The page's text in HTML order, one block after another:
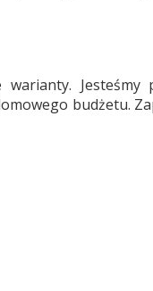
Jesteśmy
budżetu.